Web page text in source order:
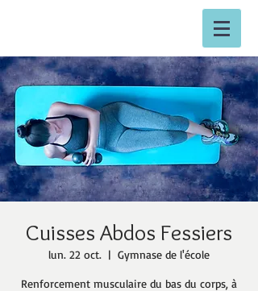
Cuisses Abdos Fessiers
lun. 22 oct.
  |
Gymnase de l'école
Renforcement musculaire du bas du corps, à